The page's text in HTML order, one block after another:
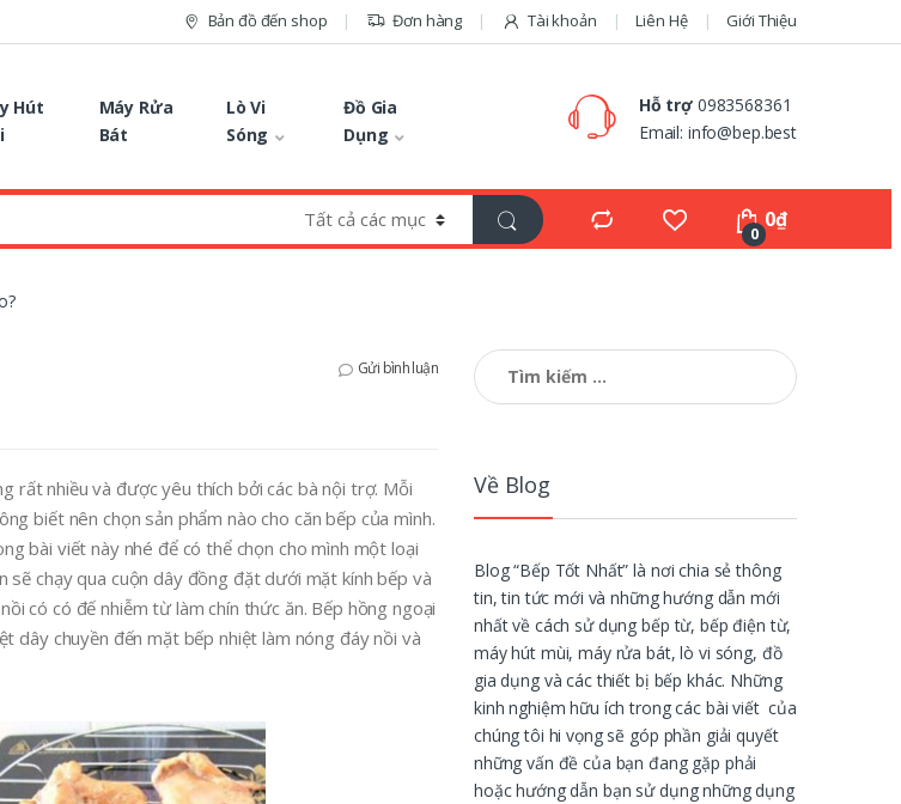
Bản đồ đến shop Đơn hàng Tài khoản Liên Hệ Giới Thiệu
Hút
Máy Rửa
Bát
Lò Vi
Sóng
Đồ Gia
Dụng
Hỗ trợ0983568361
Email: info@bep.best
0
0₫
Gửi bình luận
rất nhiều và được yêu thích bởi các bà nội trợ. Mỗi
biết nên chọn sản phẩm nào cho căn bếp của mình.
bài viết này nhé để có thể chọn cho mình một loại
chạy qua cuộn dây đồng đặt dưới mặt kính bếp và
có có đế nhiễm từ làm chín thức ăn. Bếp hồng ngoại
dây chuyền đến mặt bếp nhiệt làm nóng đáy nồi và
Tìm
kiếm
cho:
Về Blog
Blog “Bếp Tốt Nhất” là nơi chia sẻ thông
tin, tin tức mới và những hướng dẫn mới
nhất về cách sử dụng bếp từ, bếp điện từ,
máy hút mùi, máy rửa bát, lò vi sóng, đồ
gia dụng và các thiết bị bếp khác. Những
kinh nghiệm hữu ích trong các bài viết của
chúng tôi hi vọng sẽ góp phần giải quyết
những vấn đề của bạn đang gặp phải
hoặc hướng dẫn bạn sử dụng những dụng